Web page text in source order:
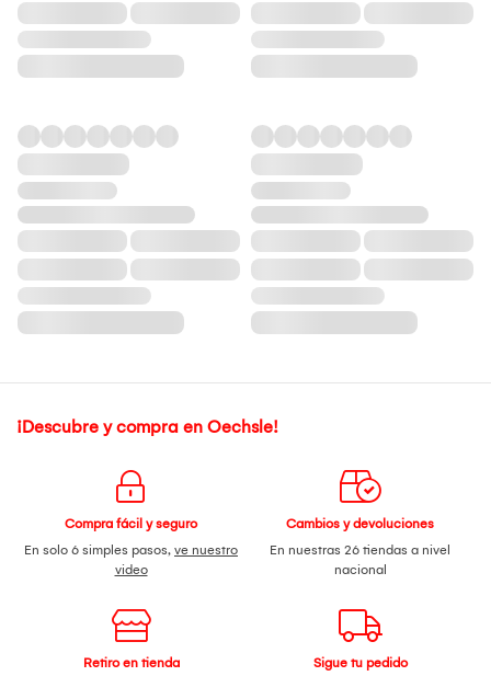
¡Descubre y compra en Oechsle!
Compra fácil y seguro
En solo 6 simples pasos, ve nuestro
video
Cambios y devoluciones
En nuestras 26 tiendas a nivel
nacional
Retiro en tienda
Sigue tu pedido